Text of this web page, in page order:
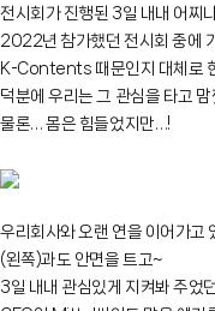
전시회가 진행된 3일 내내 어찌
2022년 참가했던 전시회 중에
K-Contents 때문인지 대체로
덕분에 우리는 그 관심을 타고
물론… 몸은 힘들었지만…!
우리회사와 오랜 연을 이어가
(왼쪽)과도 안면을 트고~
3일 내내 관심있게 지켜봐 주었